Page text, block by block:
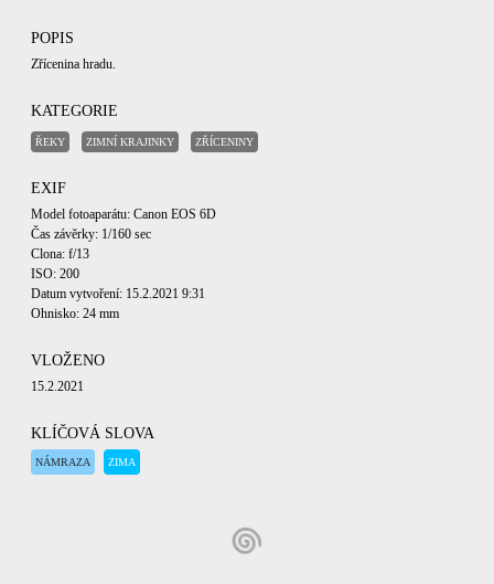
POPIS
Zřícenina hradu.
KATEGORIE
ŘEKY ZIMNÍ KRAJINKY ZŘÍCENINY
EXIF
Model fotoaparátu: Canon EOS 6D
Čas závěrky: 1/160 sec
Clona: f/13
ISO: 200
Datum vytvoření: 15.2.2021 9:31
Ohnisko: 24 mm
VLOŽENO
15.2.2021
KLÍČOVÁ SLOVA
NÁMRAZA ZIMA